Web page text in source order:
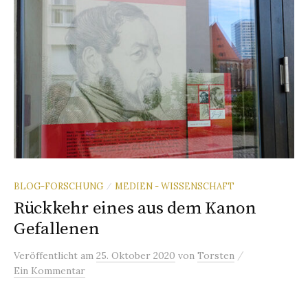
BLOG-FORSCHUNG / MEDIEN - WISSENSCHAFT
Rückkehr eines aus dem Kanon
Gefallenen
Veröffentlicht am 25. Oktober 2020 von Torsten /
Ein Kommentar